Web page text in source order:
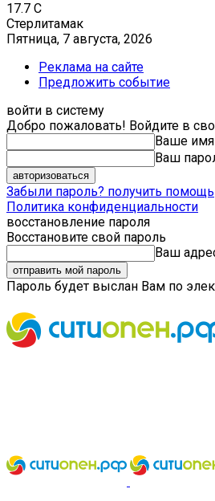
17.7 C
Стерлитамак
Пятница, 7 августа, 2026
Реклама на сайте
Предложить событие
войти в систему
Добро пожаловать! Войдите в
Ваше имя
Ваш
Забыли пароль? получить помощь
Политика конфиденциальности
восстановление пароля
Восстановите свой пароль
Ваш
Пароль будет выслан Вам по